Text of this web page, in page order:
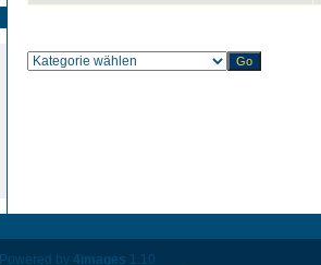
Powered by 4images 1.10